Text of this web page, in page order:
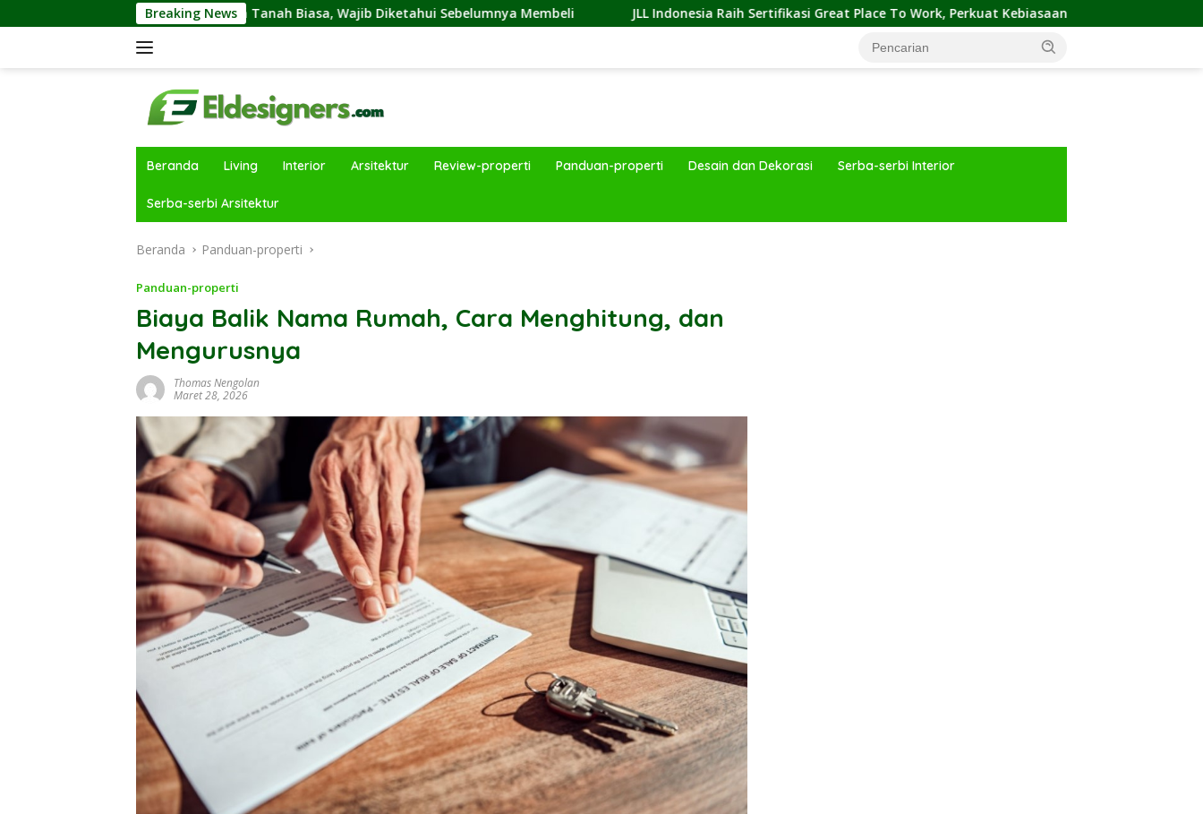
ke
Breaking News
Tanah Kavling dan Tanah Biasa, Wajib Diketahui Sebelumnya Membeli JLL Indonesia Raih Sertifikasi Great Place To Work, Perkuat Kebiasaan Global Kerja Hingga Industri Properti
Beranda Living Interior Arsitektur Review-properti Panduan-properti Desain dan Dekorasi Serba-serbi Interior
Serba-serbi Arsitektur
Beranda Panduan-properti
Panduan-properti
Biaya Balik Nama Rumah, Cara Menghitung, dan
Mengurusnya
Thomas Nengolan
Maret 28, 2026